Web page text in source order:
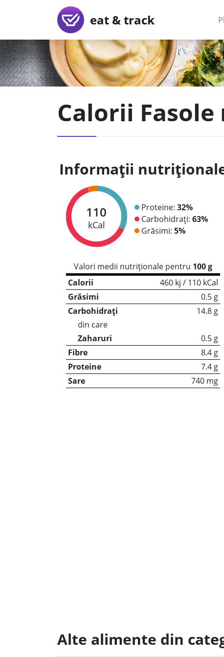
eat & track
Calorii Fasole
Informații
110
kCal
Proteine: 32%
Carbohidrați: 63%
Grăsimi: 5%
Valori medii nutriționale pentru 100 g
Calorii
460 kj / 110 kCal
Grăsimi
0.5 g
Carbohidrați
14.8 g
din care
Zaharuri
0.5 g
Fibre
8.4 g
Proteine
7.4 g
Sare
740 mg
Alte alimente din